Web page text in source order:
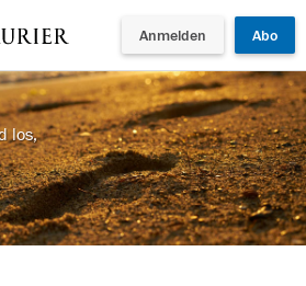
Anmelden Abo
los,